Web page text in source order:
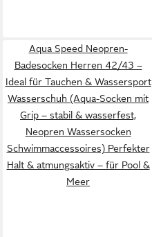
Aqua Speed Neopren-
Badesocken Herren 42/43 –
Ideal für Tauchen & Wassersport
Wasserschuh (Aqua-Socken mit
Grip – stabil & wasserfest,
Neopren Wassersocken
Schwimmaccessoires) Perfekter
Halt & atmungsaktiv – für Pool &
Meer